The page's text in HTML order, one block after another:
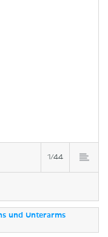
1/44
und Unterarms